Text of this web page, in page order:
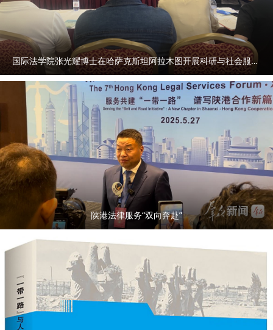
国际法学院张光耀博士在哈萨克斯坦阿拉木图开展科研与社会服务活动
陕港法律服务“双向奔赴”